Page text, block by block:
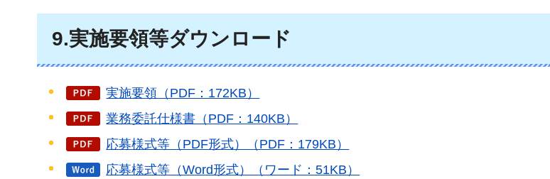
9.実施要領等ダウンロード
実施要領（PDF：172KB）
業務委託仕様書（PDF：140KB）
応募様式等（PDF形式）（PDF：179KB）
応募様式等（Word形式）（ワード：51KB）